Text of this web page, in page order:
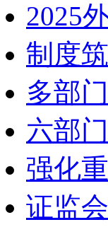
2025
制度
多部
六部
强化
证监